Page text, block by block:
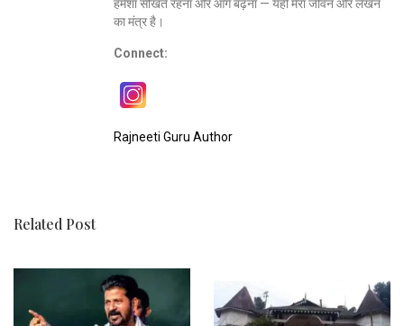
हमेशा सीखते रहना और आगे बढ़ना — यही मेरा जीवन और लेखन
का मंत्र है।
Connect:
Rajneeti Guru Author
Related Post